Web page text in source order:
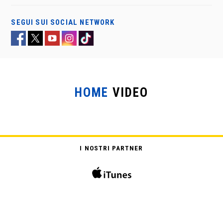
SEGUI SUI SOCIAL NETWORK
HOME VIDEO
I NOSTRI PARTNER